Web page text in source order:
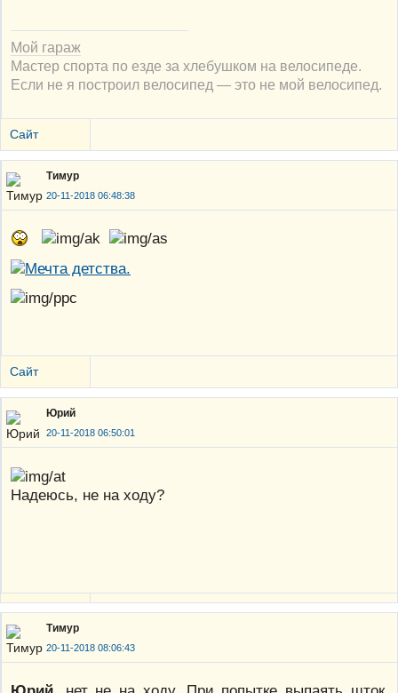
Мой гараж
Мастер спорта по езде за хлебушком на велосипеде.
Если не я построил велосипед — это не мой велосипед.
Сайт
Тимур
20-11-2018 06:48:38
Сайт
Юрий
20-11-2018 06:50:01
Надеюсь, не на ходу?
Тимур
20-11-2018 08:06:43